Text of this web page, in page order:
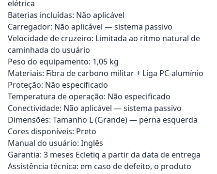
elétrica
Baterias incluídas: Não aplicável
Carregador: Não aplicável — sistema passivo
Velocidade de cruzeiro: Limitada ao ritmo natural de
caminhada do usuário
Peso do equipamento: 1,05 kg
Materiais: Fibra de carbono militar + Liga PC-alumínio
Proteção: Não especificado
Temperatura de operação: Não especificado
Conectividade: Não aplicável — sistema passivo
Dimensões: Tamanho L (Grande) — perna esquerda
Cores disponíveis: Preto
Manual do usuário: Inglês
Garantia: 3 meses Ecletiq a partir da data de entrega
Assistência técnica: em caso de defeito, o produto